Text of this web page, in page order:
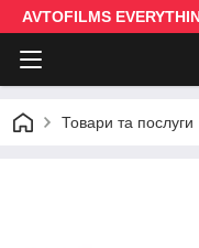
AVTOFILMS
Товари та послуги